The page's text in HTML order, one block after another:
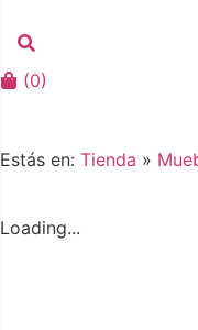
(0)
Estás en: Tienda »
Loading...